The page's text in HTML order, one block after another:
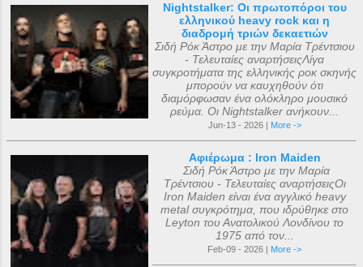
Nightstalker: Οι πρωτοπόροι του
ελληνικού heavy rock και η
διαδρομή τριών δεκαετιών
Σιδή Ρόκ Άστρο με την Μαρία Τρέντσιου
- Τελευταίες αναρτήσειςΛίγα
συγκροτήματα της ελληνικής ροκ σκηνής
μπορούν να καυχηθούν ότι
διαμόρφωσαν ένα ολόκληρο μουσικό
ρεύμα. Οι Nightstalker ανήκουν...
Jun-13 - 2026 | More ->
Αφιέρωμα : Iron Maiden
Σιδή Ρόκ Άστρο με την Μαρία
Τρέντσιου - Τελευταίες αναρτήσειςΟι
Iron Maiden είναι ένα αγγλικό heavy
metal συγκρότημα, που ιδρύθηκε στο
Leyton του Ανατολικού Λονδίνου το
1975 από τον...
Feb-09 - 2026 | More ->